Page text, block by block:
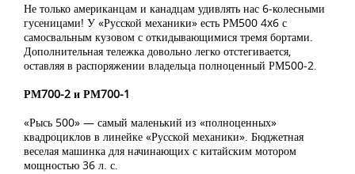
Не только американцам и канадцам удивлять нас 6-колесными
гусеницами! У «Русской механики» есть РМ500 4x6 с
самосвальным кузовом с откидывающимися тремя бортами.
Дополнительная тележка довольно легко отстегивается,
оставляя в распоряжении владельца полноценный РМ500-2.
РМ700-2 и РМ700-1
«Рысь 500» — самый маленький из «полноценных»
квадроциклов в линейке «Русской механики». Бюджетная
веселая машинка для начинающих с китайским мотором
мощностью 36 л. с.